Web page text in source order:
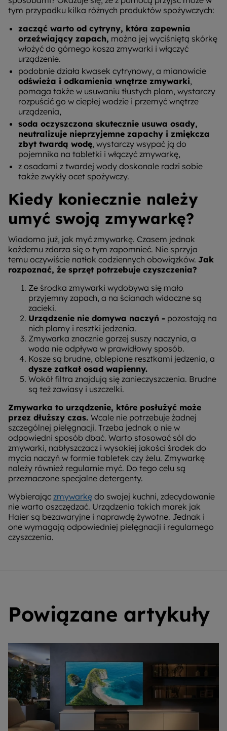
tym przypadku kilka różnych produktów spożywczych:
zacząć warto od cytryny, która zapewnia
orzeźwiający zapach, można jej wyciśniętą skórkę
włożyć do górnego kosza zmywarki i włączyć
urządzenie.
podobnie działa kwasek cytrynowy, a mianowicie
odświeża i odkamienia wnętrze zmywarki,
pomaga także w usuwaniu tłustych plam, wystarczy
rozpuścić go w ciepłej wodzie i przemyć wnętrze
urządzenia,
soda oczyszczona skutecznie usuwa osady,
neutralizuje nieprzyjemne zapachy i zmiękcza
zbyt twardą wodę, wystarczy wsypać ją do
pojemnika na tabletki i włączyć zmywarkę,
z osadami z twardej wody doskonale radzi sobie
także zwykły ocet spożywczy.
Kiedy koniecznie należy
umyć swoją zmywarkę?
Wiadomo już, jak myć zmywarkę. Czasem jednak
każdemu zdarza się o tym zapomnieć. Nie sprzyja
temu oczywiście natłok codziennych obowiązków. Jak
rozpoznać, że sprzęt potrzebuje czyszczenia?
Ze środka zmywarki wydobywa się mało
przyjemny zapach, a na ścianach widoczne są
zacieki.
Urządzenie nie domywa naczyń - pozostają na
nich plamy i resztki jedzenia.
Zmywarka znacznie gorzej suszy naczynia, a
woda nie odpływa w prawidłowy sposób.
Kosze są brudne, oblepione resztkami jedzenia, a
dysze zatkał osad wapienny.
Wokół filtra znajdują się zanieczyszczenia. Brudne
są też zawiasy i uszczelki.
Zmywarka to urządzenie, które posłużyć może
przez dłuższy czas. Wcale nie potrzebuje żadnej
szczególnej pielęgnacji. Trzeba jednak o nie w
odpowiedni sposób dbać. Warto stosować sól do
zmywarki, nabłyszczacz i wysokiej jakości środek do
mycia naczyń w formie tabletek czy żelu. Zmywarkę
należy również regularnie myć. Do tego celu są
przeznaczone specjalne detergenty.
Wybierając zmywarkę do swojej kuchni, zdecydowanie
nie warto oszczędzać. Urządzenia takich marek jak
Haier są bezawaryjne i naprawdę żywotne. Jednak i
one wymagają odpowiedniej pielęgnacji i regularnego
czyszczenia.
Powiązane artykuły